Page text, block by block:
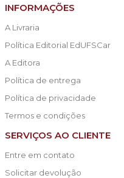
INFORMAÇÕES
A Livraria
Política Editorial EdUFSCar
A Editora
Política de entrega
Política de privacidade
Termos e condições
SERVIÇOS AO CLIENTE
Entre em contato
Solicitar devolução